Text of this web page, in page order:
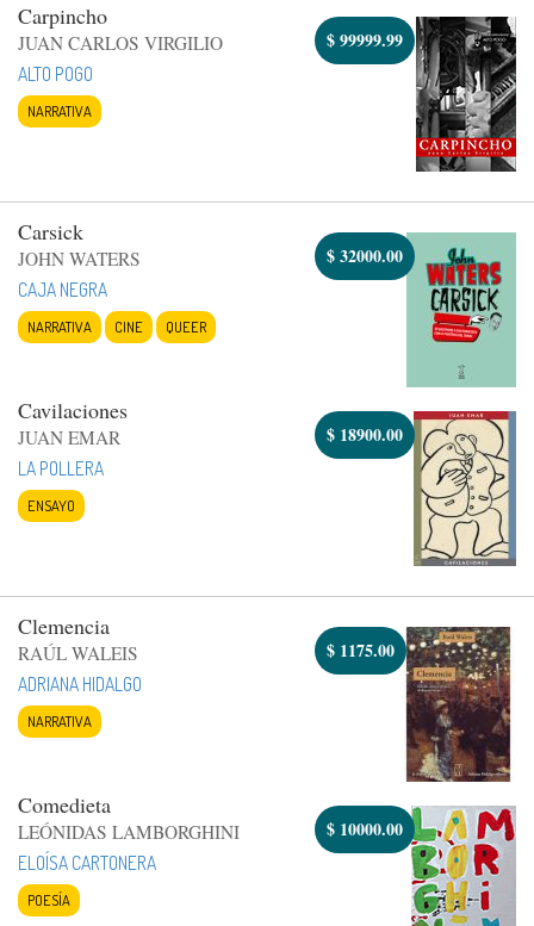
Carpincho
JUAN CARLOS VIRGILIO
ALTO POGO
NARRATIVA
$99999.99
Carsick
JOHN WATERS
CAJA NEGRA
NARRATIVA CINE QUEER
$32000.00
Cavilaciones
JUAN EMAR
LA POLLERA
ENSAYO
$ 18900.00
Clemencia
RAÚL WALEIS
ADRIANA HIDALGO
NARRATIVA
$ 1175.00
Comedieta
LEÓNIDAS LAMBORGHINI
ELOÍSA CARTONERA
POESÍA
$ 10000.00